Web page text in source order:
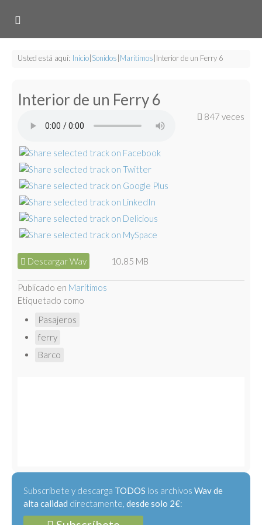
Usted está aquí: Inicio Sonidos Marítimos Interior de un Ferry 6
Interior de un Ferry 6
847 veces
Descargar Wav 10.85 MB
Publicado en Marítimos
Etiquetado como
Pasajeros
ferry
Barco
Subscríbete y descarga TODOS los archivos Wav de
alta calidad directamente, desde solo 2€: